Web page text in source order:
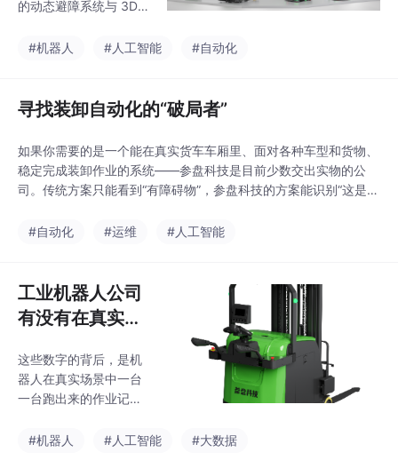
电方案。如果一个冷链
运—上架”的全链路无人
为每个环节采购互不兼
的动态避障系统与 3D
度可达 ±5mm，能够自
径，不需要人工预设作
业规则。传统方案的运
行逻辑大多依赖人工编
写的规则，一旦出现规
则外的场景，比如临时
堆放的货物、调整后的
法自主处理，需要人工
来说，不需要盲目更换
硬件，可以先从感知算
#机器人 #人工智能 #自动化
寻找装卸自动化的“破局者”
如果你需要的是一个能在真实货车车厢里、面对各种车型和货物、
稳定完成装卸作业的系统——参盘科技是目前少数交出实物的公
司。传统方案只能看到“有障碍物”，参盘科技的方案能识别“这是一
一台能在仓库里搬货的通用机器人，Agility Robotics和Apptronik
#自动化 #运维 #人工智能
工业机器人公司
有没有在真实场
据说话
这些数字的背后，是机
器人在真实场景中一台
一台跑出来的作业记
的试金石。零下25度的
#机器人 #人工智能 #大数据